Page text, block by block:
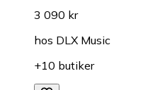
3 090 kr
hos DLX Music
+10 butiker